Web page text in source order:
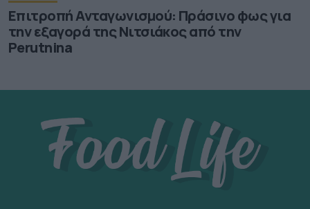
Επιτροπή Ανταγωνισμού: Πράσινο φως για
την εξαγορά της Νιτσιάκος από την
Perutnina